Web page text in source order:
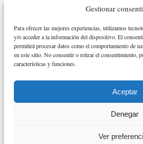
Gestionar
Para ofrecer las mejores experiencias, utilizamos
y/o acceder a la información del dispositivo. El
permitirá procesar datos como el comportamiento de
en este sitio. No consentir o retirar el consentimiento,
características y funciones.
Aceptar
Denegar
Ver